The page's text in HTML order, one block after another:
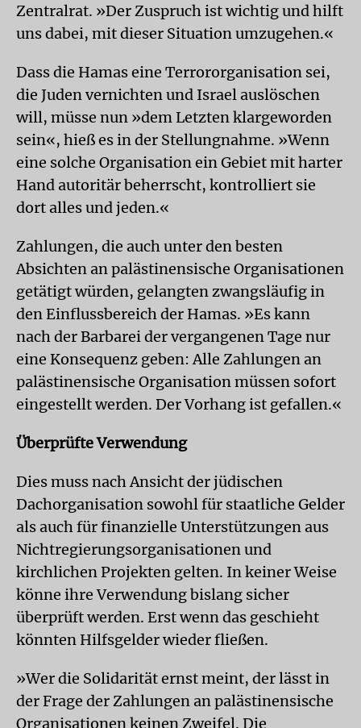
Zentralrat. »Der Zuspruch ist wichtig und hilft
uns dabei, mit dieser Situation umzugehen.«
Dass die Hamas eine Terrororganisation sei,
die Juden vernichten und Israel auslöschen
will, müsse nun »dem Letzten klargeworden
sein«, hieß es in der Stellungnahme. »Wenn
eine solche Organisation ein Gebiet mit harter
Hand autoritär beherrscht, kontrolliert sie
dort alles und jeden.«
Zahlungen, die auch unter den besten
Absichten an palästinensische Organisationen
getätigt würden, gelangten zwangsläufig in
den Einflussbereich der Hamas. »Es kann
nach der Barbarei der vergangenen Tage nur
eine Konsequenz geben: Alle Zahlungen an
palästinensische Organisation müssen sofort
eingestellt werden. Der Vorhang ist gefallen.«
Überprüfte Verwendung
Dies muss nach Ansicht der jüdischen
Dachorganisation sowohl für staatliche Gelder
als auch für finanzielle Unterstützungen aus
Nichtregierungsorganisationen und
kirchlichen Projekten gelten. In keiner Weise
könne ihre Verwendung bislang sicher
überprüft werden. Erst wenn das geschieht
könnten Hilfsgelder wieder fließen.
»Wer die Solidarität ernst meint, der lässt in
der Frage der Zahlungen an palästinensische
Organisationen keinen Zweifel. Die